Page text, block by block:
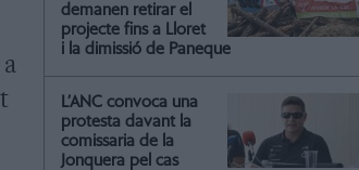
demanen retirar el
projecte fins a Lloret
i la dimissió de Paneque
L’ANC convoca una
protesta davant la
comissaria de la
Jonquera pel cas